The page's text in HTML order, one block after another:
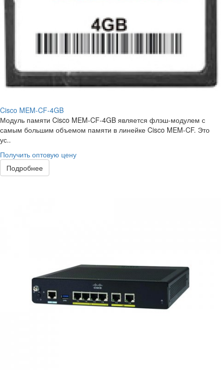
Cisco MEM-CF-4GB
Модуль памяти Cisco MEM-CF-4GB является флэш-модулем с
самым большим объемом памяти в линейке Cisco MEM-CF. Это
ус..
Получить оптовую цену
Подробнее